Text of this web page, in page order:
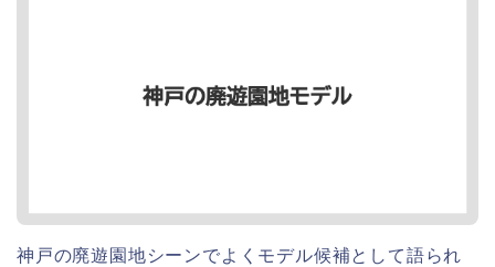
神戸の廃遊園地シーンでよくモデル候補として語られ